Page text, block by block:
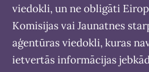
viedokli, un ne obligāti
Komisijas vai Jaunatnes
aģentūras viedokli, kuras
ietvertās informācijas